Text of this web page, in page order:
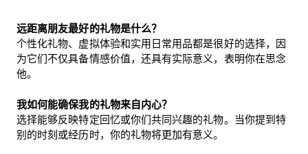
远距离朋友最好的礼物是什么？
个性化礼物、虚拟体验和实用日常用品都是很好的选择，因
为它们不仅具备情感价值，还具有实际意义，表明你在思念
他。
我如何能确保我的礼物来自内心？
选择能够反映特定回忆或你们共同兴趣的礼物。当你提到特
别的时刻或经历时，你的礼物将更加有意义。